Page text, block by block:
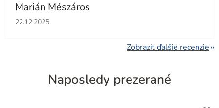
Marián Mészáros
Hodnotenie obchodu je 5 z 5 hviezdičiek.
22.12.2025
Zobraziť ďalšie recenzie
Naposledy prezerané